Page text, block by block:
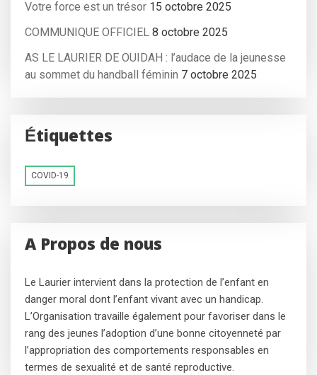
Votre force est un trésor 15 octobre 2025
COMMUNIQUE OFFICIEL 8 octobre 2025
AS LE LAURIER DE OUIDAH : l’audace de la jeunesse
au sommet du handball féminin 7 octobre 2025
Étiquettes
COVID-19
A Propos de nous
Le Laurier intervient dans la protection de l’enfant en
danger moral dont l’enfant vivant avec un handicap.
L’Organisation travaille également pour favoriser dans le
rang des jeunes l’adoption d’une bonne citoyenneté par
l’appropriation des comportements responsables en
termes de sexualité et de santé reproductive.